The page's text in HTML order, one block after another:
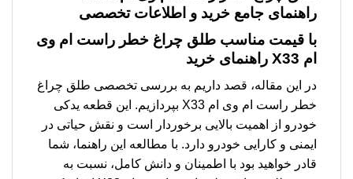
راهنمای جامع خرید و اطلاعات تخصصی
با قیمت مناسب طلق چراغ خطر راست ام وی
ام X33 راهنمای خرید
در این مقاله، قصد داریم به بررسی تخصصی طلق چراغ
خطر راست ام وی ام X33 بپردازیم. این قطعه یدکی
خودرو از اهمیت بالایی برخوردار است و نقش حیاتی در
ایمنی و کارایی خودرو دارد. با مطالعه این راهنما، شما
قادر خواهید بود با اطمینان و دانش کامل، نسبت به